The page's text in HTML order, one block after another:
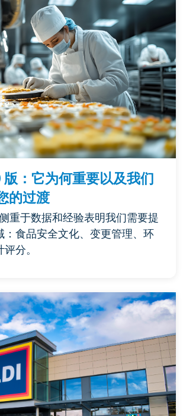
版：它为何重要以及我们
的过渡
重于数据和经验表明我们需要提
：食品安全文化、变更管理、环
分。